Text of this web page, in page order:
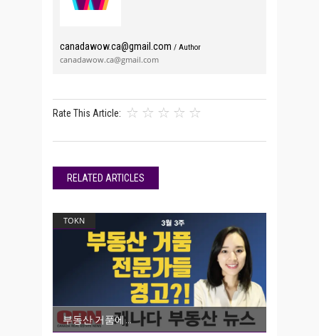
canadawow.ca@gmail.com / Author
canadawow.ca@gmail.com
Rate This Article:
RELATED ARTICLES
TOKN
부동산 거품에